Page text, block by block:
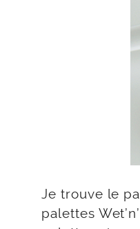
Je trouve le
palettes